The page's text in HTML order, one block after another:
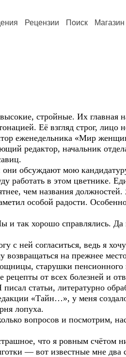
Рецензии Поиск Магазин
стройные. Их главная
Её взгляд строг, лицо
еженедельника «Мир
редактор, начальник
обсуждают мою
работать в этом цветнике.
чем названия должностей.
особой радости.
так хорошо справлялись. Да
ней согласиться, ведь я хочу
на прежнее
старушки пенсионного
от всех болезней и
статьи, литературно
«Тайн…», у меня
лопуха.
вопросов и посмотрим,
что я ровным счётом
— вот известные мне два